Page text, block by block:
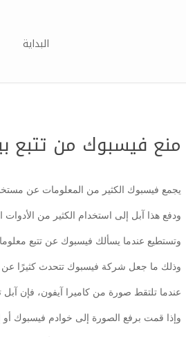
البداية
منع فيسبوك من تتبع
يجمع فيسبوك الكثير من المعلومات عن
ودفع هذا آبل إلى استخدام الكثير من
وتستطيع عندما يسألك فيسبوك عن تتبع
وذلك ما جعل شركة فيسبوك تتحدث كثيرًا عن
عندما تلتقط صورة من كاميرا آيفون، فإن آبل
وإذا قمت برفع الصورة إلى خوادم فيسبوك أو